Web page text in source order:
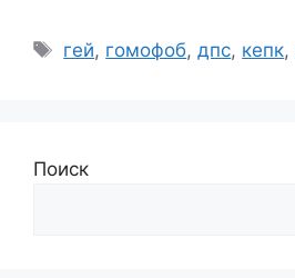
Метки
гей, гомофоб,дпс, кепк,
Поиск